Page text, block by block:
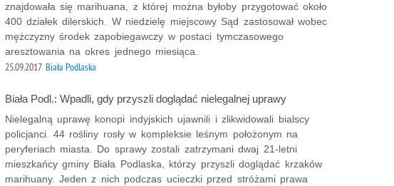
znajdowała się marihuana, z której można byłoby przygotować około
400 działek dilerskich. W niedzielę miejscowy Sąd zastosował wobec
mężczyzny środek zapobiegawczy w postaci tymczasowego
aresztowania na okres jednego miesiąca.
25.09.2017 Biała Podlaska
Biała Podl.: Wpadli, gdy przyszli doglądać nielegalnej uprawy
Nielegalną uprawę konopi indyjskich ujawnili i zlikwidowali bialscy
policjanci. 44 rośliny rosły w kompleksie leśnym położonym na
peryferiach miasta. Do sprawy zostali zatrzymani dwaj 21-letni
mieszkańcy gminy Biała Podlaska, którzy przyszli doglądać krzaków
marihuany. Jeden z nich podczas ucieczki przed stróżami prawa